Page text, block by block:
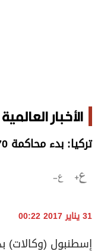
الأخبار العالمية
تركيا: بدء محاكمة 270 متهماً بمحاولة الانقلاب
31 يناير 2017 00:22